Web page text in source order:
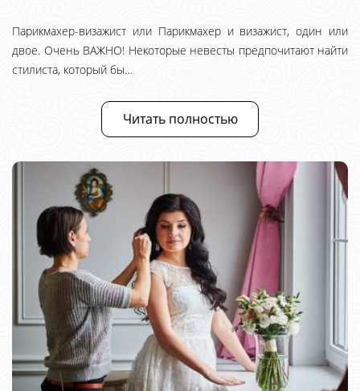
Парикмахер-визажист или Парикмахер и визажист, один или
двое. Очень ВАЖНО! Некоторые невесты предпочитают найти
стилиста, который бы…
Читать полностью